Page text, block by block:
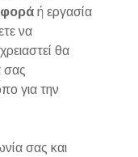
ή εργασία
να
θα
σας
για την
σας και